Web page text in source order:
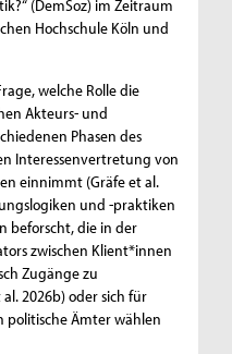
(DemSoz) im Zeitraum
Hochschule Köln und
welche Rolle die
Akteurs- und
Phasen des
Interessenvertretung von
einnimmt (Gräfe et al.
und -praktiken
beforscht, die in der
zwischen Klient*innen
Zugänge zu
2026b) oder sich für
politische Ämter wählen